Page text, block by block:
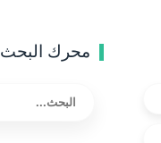
محرك البحث